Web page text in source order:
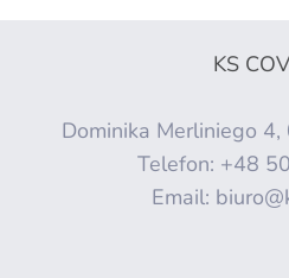
KS
Dominika Merliniego
Telefon: +48
Email: